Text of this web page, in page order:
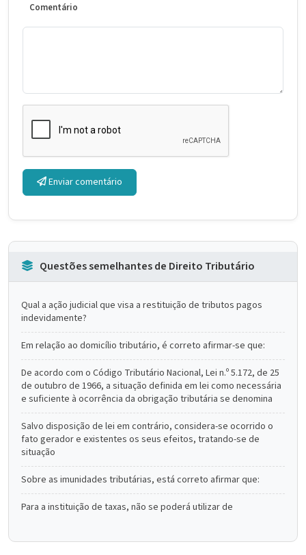
Comentário
Enviar comentário
Questões semelhantes de Direito Tributário
Qual a ação judicial que visa a restituição de tributos pagos
indevidamente?
Em relação ao domicílio tributário, é correto afirmar-se que:
De acordo com o Código Tributário Nacional, Lei n.º 5.172, de 25
de outubro de 1966, a situação definida em lei como necessária
e suficiente à ocorrência da obrigação tributária se denomina
Salvo disposição de lei em contrário, considera-se ocorrido o
fato gerador e existentes os seus efeitos, tratando-se de
situação
Sobre as imunidades tributárias, está correto afirmar que:
Para a instituição de taxas, não se poderá utilizar de